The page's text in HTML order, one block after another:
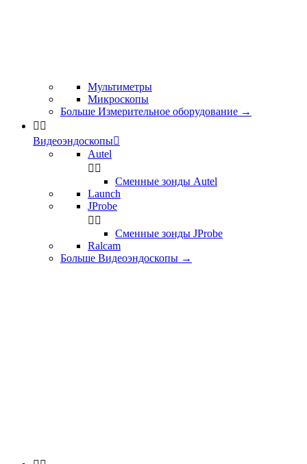
Мультиметры
Микроскопы
Больше Измерительное оборудование →
 
Видеоэндоскопы
Autel
 
Сменные зонды Autel
Launch
JProbe
 
Сменные зонды JProbe
Ralcam
Больше Видеоэндоскопы →